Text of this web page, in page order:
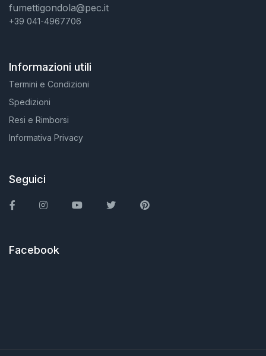
fumettigondola@pec.it
+39 041-4967706
Informazioni utili
Termini e Condizioni
Spedizioni
Resi e Rimborsi
Informativa Privacy
Seguici
FacebookInstagramYou TubeTwitter Pinterest
Facebook